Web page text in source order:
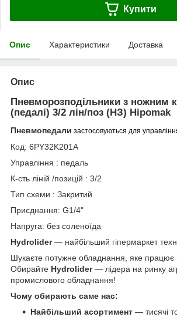
Купити
Опис Характеристики Доставка
Опис
Пневморозподільники з ножним
(педалі) 3/2 лін/поз (НЗ) Hipomak
Пневмопедали застосовуються для
Код: 6PY32K201A
Управління : педаль
К-сть ліній /позицій : 3/2
Тип схеми : Закритий
Приєднання: G1/4"
Напруга: без соленоїда
Hydrolider— найбільший гіпермаркет
Шукаєте потужне обладнання, яке працює
Обирайте Hydrolider— лідера на ринку
промислового обладнання!
Чому обирають саме нас:
Найбільший асортимент — тисячі